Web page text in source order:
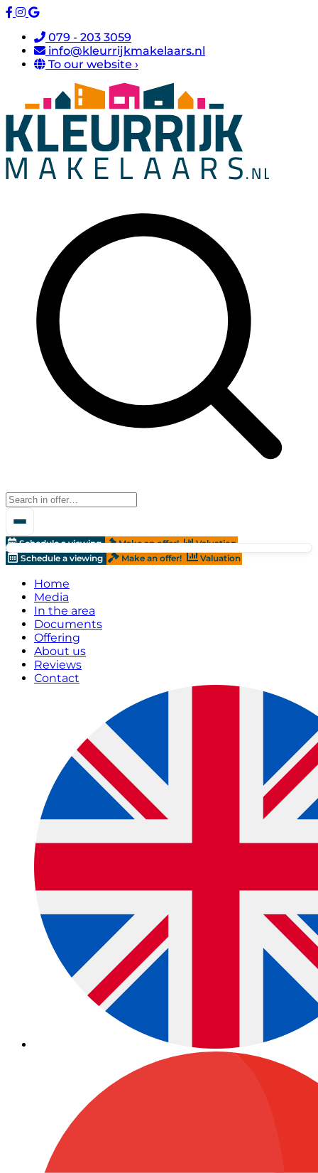
079 - 203 3059
info@kleurrijkmakelaars.nl
To our website ›
Schedule a viewing Make an offer!
Valuation
Schedule a viewing
Make an offer! Valuation
Home
Media
In the area
Documents
Offering
About us
Reviews
Contact